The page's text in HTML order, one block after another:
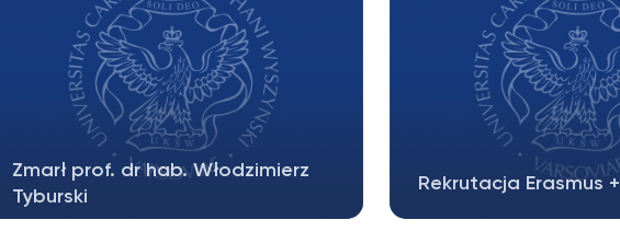
Zmarł prof. dr hab. Włodzimierz
Tyburski
Rekrutacja Erasmus +